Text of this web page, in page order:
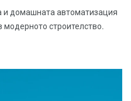
и домашната автоматизация
модерното строителство.